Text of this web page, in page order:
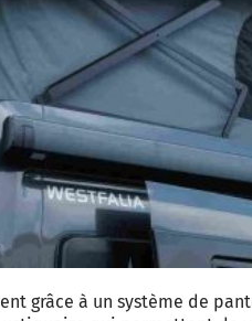
grâce à un système de